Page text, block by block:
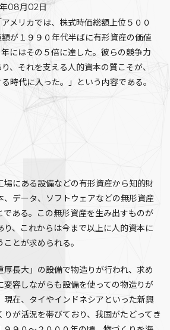
08月02日
メリカでは、株式時価総額上位５００
が１９９０年代半ばに有形資産の価値
にはその５倍に達した。彼らの競争力
、それを支える人的資本の質こそが、
時代に入った。」という内容である。
にある設備などの有形資産から知的財
、データ、ソフトウェアなどの無形資産
である。この無形資産を生み出すものが
、これからは今まで以上に人的資本に
とが求められる。
長大」の設備で物造りが行われ、求め
変容しながらも設備を使っての物造りが
現在、タイやインドネシアといった新興
が活況を帯びており、我国がたどってき